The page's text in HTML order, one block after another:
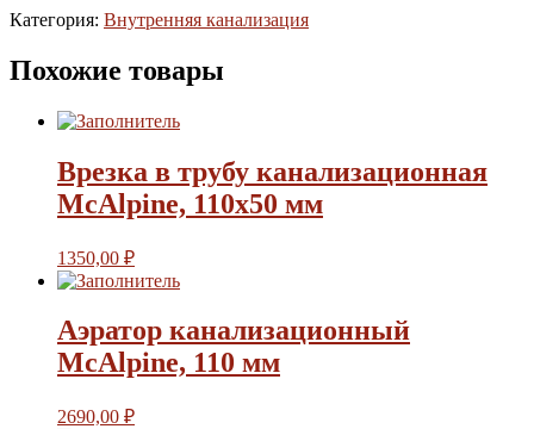
Категория: Внутренняя канализация
Похожие товары
Врезка в трубу канализационная
McAlpine, 110х50 мм
1350,00 ₽
Аэратор канализационный
McAlpine, 110 мм
2690,00 ₽